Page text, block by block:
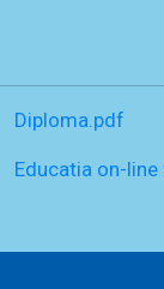
Diploma.pdf
Educatia on-